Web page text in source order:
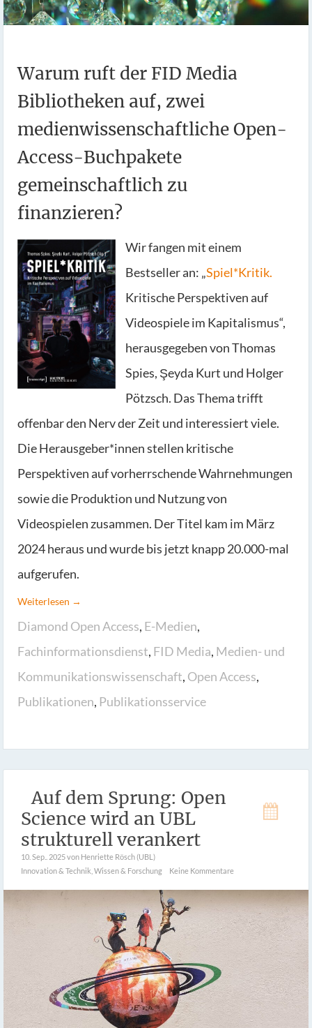
Warum ruft der FID Media
Bibliotheken auf, zwei
medienwissenschaftliche Open-
Access-Buchpakete
gemeinschaftlich zu
finanzieren?
Wir fangen mit einem
Bestseller an: „Spiel*Kritik.
Kritische Perspektiven auf
Videospiele im Kapitalismus“,
herausgegeben von Thomas
Spies, Şeyda Kurt und Holger
Pötzsch. Das Thema trifft
offenbar den Nerv der Zeit und interessiert viele.
Die Herausgeber*innen stellen kritische
Perspektiven auf vorherrschende Wahrnehmungen
sowie die Produktion und Nutzung von
Videospielen zusammen. Der Titel kam im März
2024 heraus und wurde bis jetzt knapp 20.000-mal
aufgerufen.
Weiterlesen →
Diamond Open Access, E-Medien,
Fachinformationsdienst, FID Media, Medien- und
Kommunikationswissenschaft, Open Access,
Publikationen, Publikationsservice
Auf dem Sprung: Open
Science wird an UBL
strukturell verankert
10. Sep.. 2025von Henriette Rösch (UBL)
Innovation & Technik Wissen & Forschung Keine Kommentare